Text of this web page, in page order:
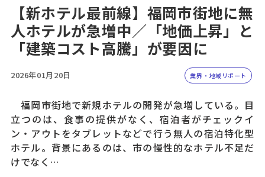
【新ホテル最前線】福岡市街地に無
人ホテルが急増中／「地価上昇」と
「建築コスト高騰」が要因に
2026年01月20日 業界・地域リポート
福岡市街地で新規ホテルの開発が急増している。目
立つのは、食事の提供がなく、宿泊者がチェックイ
ン・アウトをタブレットなどで行う無人の宿泊特化型
ホテル。背景にあるのは、市の慢性的なホテル不足だ
けでなく…